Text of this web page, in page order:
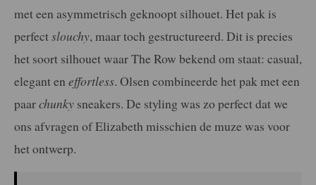
met een asymmetrisch geknoopt silhouet. Het pak is
perfectslouchy, maar toch gestructureerd. Dit is precies
het soort silhouet waar The Row bekend om staat: casual,
elegant en effortless. Olsen combineerde het pak met een
paarchunky sneakers. De styling was zo perfect dat we
ons afvragen of Elizabeth misschien de muze was voor
het ontwerp.